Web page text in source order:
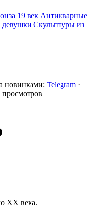
19 век Антикварные
девушки Скульптуры из
новинками: Telegram ·
просмотров
ХХ века.